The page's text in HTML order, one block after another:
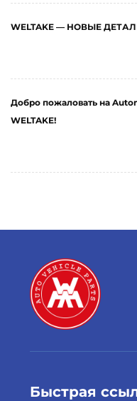
WELTAKE — НОВЫЕ
Добро пожаловать на
WELTAKE!
Быстрая